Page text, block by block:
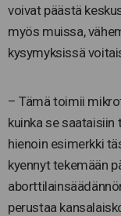
voivat päästä
myös muissa,
kysymyksissä
– Tämä toimii
kuinka se
hienoin esimerkki
kyennyt tekemään
perustaa